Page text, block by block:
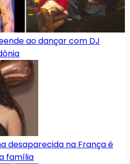
ao dançar com DJ
desaparecida na França é
família